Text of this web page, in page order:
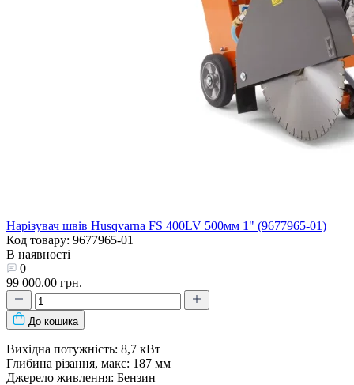
Нарізувач швів Husqvarna FS 400LV 500мм 1" (9677965-01)
Код товару: 9677965-01
В наявності
0
99 000.00 грн.
До кошика
Вихідна потужність: 8,7 кВт
Глибина різання, макс: 187 мм
Джерело живлення: Бензин